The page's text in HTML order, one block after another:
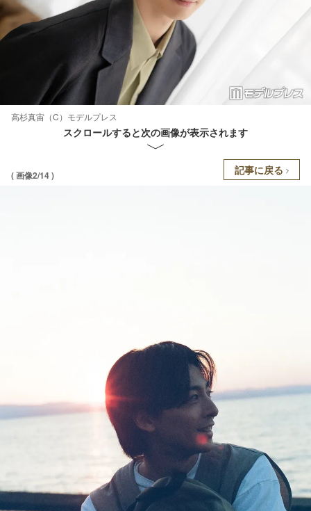
高杉真宙（C）モデルプレス
スクロールすると次の画像が表示されます
( 画像2/14 ) 記事に戻る